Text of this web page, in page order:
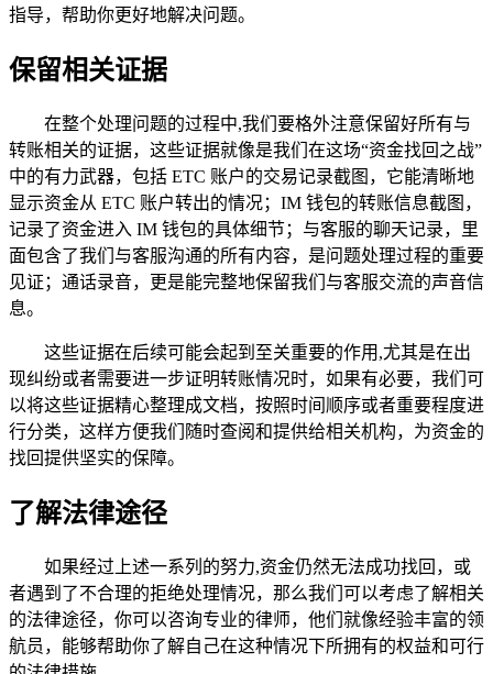
指导，帮助你更好地解决问题。
保留相关证据
在整个处理问题的过程中,我们要格外注意保留好所有与
转账相关的证据，这些证据就像是我们在这场“资金找回之战”
中的有力武器，包括 ETC 账户的交易记录截图，它能清晰地
显示资金从 ETC 账户转出的情况；IM 钱包的转账信息截图，
记录了资金进入 IM 钱包的具体细节；与客服的聊天记录，里
面包含了我们与客服沟通的所有内容，是问题处理过程的重要
见证；通话录音，更是能完整地保留我们与客服交流的声音信
息。
这些证据在后续可能会起到至关重要的作用,尤其是在出
现纠纷或者需要进一步证明转账情况时，如果有必要，我们可
以将这些证据精心整理成文档，按照时间顺序或者重要程度进
行分类，这样方便我们随时查阅和提供给相关机构，为资金的
找回提供坚实的保障。
了解法律途径
如果经过上述一系列的努力,资金仍然无法成功找回，或
者遇到了不合理的拒绝处理情况，那么我们可以考虑了解相关
的法律途径，你可以咨询专业的律师，他们就像经验丰富的领
航员，能够帮助你了解自己在这种情况下所拥有的权益和可行